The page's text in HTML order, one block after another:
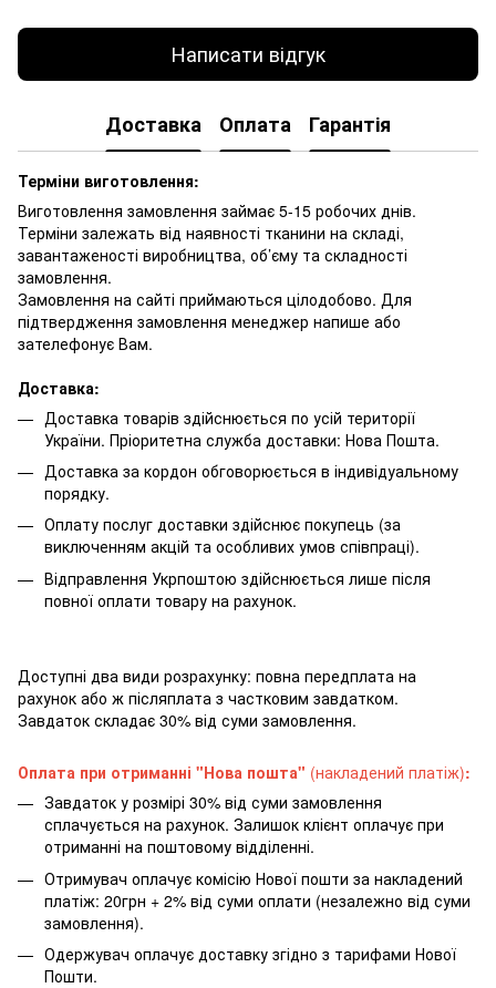
Написати відгук
Доставка Оплата Гарантія
Терміни виготовлення:
Виготовлення замовлення займає 5-15 робочих днів.
Терміни залежать від наявності тканини на складі,
завантаженості виробництва, об’єму та складності
замовлення.
Замовлення на сайті приймаються цілодобово. Для
підтвердження замовлення менеджер напише або
зателефонує Вам.
Доставка:
Доставка товарів здійснюється по усій території
України. Пріоритетна служба доставки: Нова Пошта.
Доставка за кордон обговорюється в індивідуальному
порядку.
Оплату послуг доставки здійснює покупець (за
виключенням акцій та особливих умов співпраці).
Відправлення Укрпоштою здійснюється лише після
повної оплати товару на рахунок.
Доступні два види розрахунку: повна передплата на
рахунок або ж післяплата з частковим завдатком.
Завдаток складає 30% від суми замовлення.
Оплата при отриманні "Нова пошта" (накладений платіж):
Завдаток у розмірі 30% від суми замовлення
сплачується на рахунок. Залишок клієнт оплачує при
отриманні на поштовому відділенні.
Отримувач оплачує комісію Нової пошти за накладений
платіж: 20грн + 2% від суми оплати (незалежно від суми
замовлення).
Одержувач оплачує доставку згідно з тарифами Нової
Пошти.